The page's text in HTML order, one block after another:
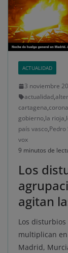
ACTUALIDAD
3 noviembre
actualidad,
cartagena,
gobierno,la rioja,
país vasco,Pedro
vox
9 minutos de
Los
agitan
Los
multiplican
Madrid,